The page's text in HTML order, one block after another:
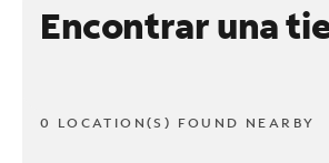
Encontrar una
0 LOCATION(S) FOUND NEARBY